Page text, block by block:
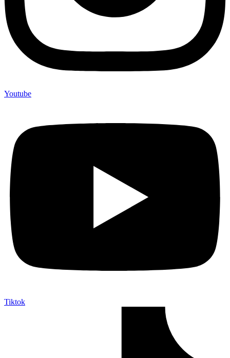
Youtube
Tiktok